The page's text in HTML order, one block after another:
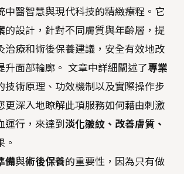
中醫智慧與現代科技的精緻療程。它
的設計，針對不同膚質與年齡層，提
治療和術後保養建議，安全有效地改
升面部輪廓。 文章中詳細闡述了專業
技術原理、功效機制以及實際操作步
更深入地瞭解此項服務如何藉由刺激
運行，來達到淡化皺紋、改善膚質、
。
備與術後保養的重要性，因為只有做